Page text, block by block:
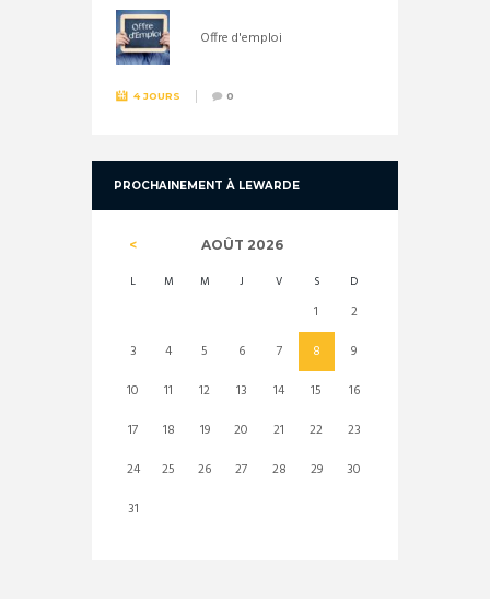
Offre d'emploi
4 JOURS 0
PROCHAINEMENT À LEWARDE
AOÛT 2026
L M M J V S D
1
2
3
4 5 6 7 8
9
10
11 12 13 14 15
16
17
18 19 20 21 22
23
24
25 26 27 28 29
30
31